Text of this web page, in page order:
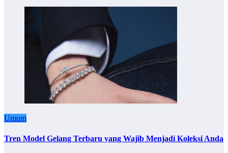
Umum
Tren Model Gelang Terbaru yang Wajib Menjadi Koleksi Anda